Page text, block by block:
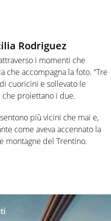
Rodriguez
i momenti che
che accompagna la foto. “Tre
cuoricini e sollevato le
proiettano i due.
più vicini che mai e,
come aveva accennato la
montagne del Trentino.